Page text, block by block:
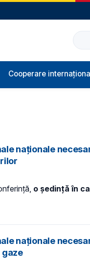
Caută
Cooperare
naționale
o ședință în
naționale
gaze